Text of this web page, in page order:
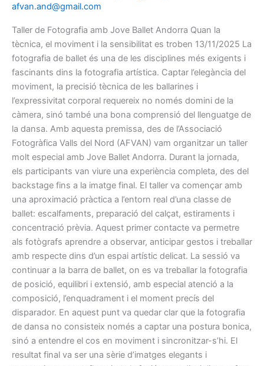
afvan.and@gmail.com
Taller de Fotografia amb Jove Ballet Andorra Quan la
tècnica, el moviment i la sensibilitat es troben 13/11/2025 La
fotografia de ballet és una de les disciplines més exigents i
fascinants dins la fotografia artística. Captar l’elegància del
moviment, la precisió tècnica de les ballarines i
l’expressivitat corporal requereix no només domini de la
càmera, sinó també una bona comprensió del llenguatge de
la dansa. Amb aquesta premissa, des de l’Associació
Fotogràfica Valls del Nord (AFVAN) vam organitzar un taller
molt especial amb Jove Ballet Andorra. Durant la jornada,
els participants van viure una experiència completa, des del
backstage fins a la imatge final. El taller va començar amb
una aproximació pràctica a l’entorn real d’una classe de
ballet: escalfaments, preparació del calçat, estiraments i
concentració prèvia. Aquest primer contacte va permetre
als fotògrafs aprendre a observar, anticipar gestos i treballar
amb respecte dins d’un espai artístic delicat. La sessió va
continuar a la barra de ballet, on es va treballar la fotografia
de posició, equilibri i extensió, amb especial atenció a la
composició, l’enquadrament i el moment precís del
disparador. En aquest punt va quedar clar que la fotografia
de dansa no consisteix només a captar una postura bonica,
sinó a entendre el cos en moviment i sincronitzar-s’hi. El
resultat final va ser una sèrie d’imatges elegants i